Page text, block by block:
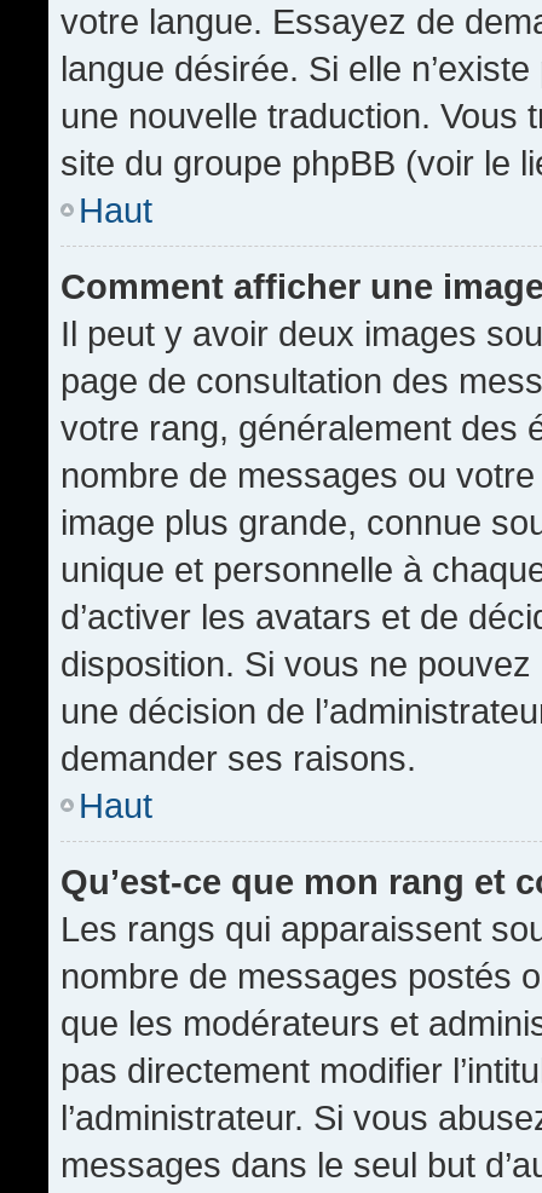
votre langue. Essayez de
langue désirée. Si elle
une nouvelle traduction. Vous
site du groupe phpBB (voir le
Haut
Comment afficher une
Il peut y avoir deux images
page de consultation des
votre rang, généralement des
nombre de messages ou
image plus grande, connue
unique et personnelle à
d’activer les avatars et de
disposition. Si vous ne pouvez
une décision de
demander ses raisons.
Haut
Qu’est-ce que mon rang et
Les rangs qui apparaissent
nombre de messages postés
que les modérateurs et
pas directement modifier
l’administrateur. Si vous
messages dans le seul but